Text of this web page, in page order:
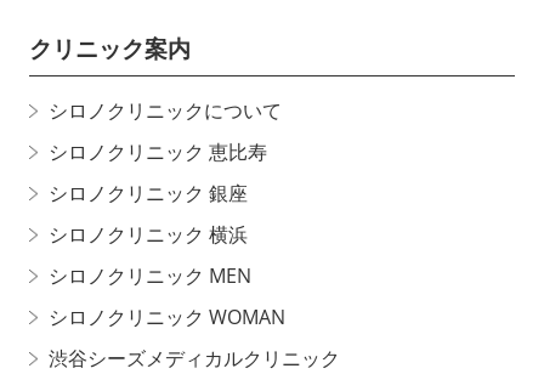
クリニック案内
シロノクリニックについて
シロノクリニック 恵比寿
シロノクリニック 銀座
シロノクリニック 横浜
シロノクリニック MEN
シロノクリニック WOMAN
渋谷シーズメディカルクリニック